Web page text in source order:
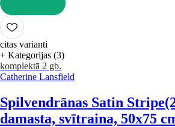
LIKT GROZĀ
citas varianti
+ Kategorijas (3)
komplektā 2 gb.
Catherine Lansfield
Spilvendrānas Satin Stripe
damasta, svītraina, 50x75